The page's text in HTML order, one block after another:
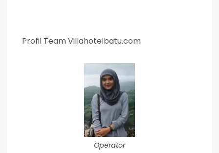
Profil Team Villahotelbatu.com
Operator